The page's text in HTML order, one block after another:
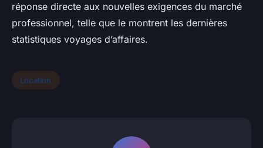
réponse directe aux nouvelles exigences du marché
professionnel, telle que le montrent les dernières
statistiques voyages d’affaires.
Location